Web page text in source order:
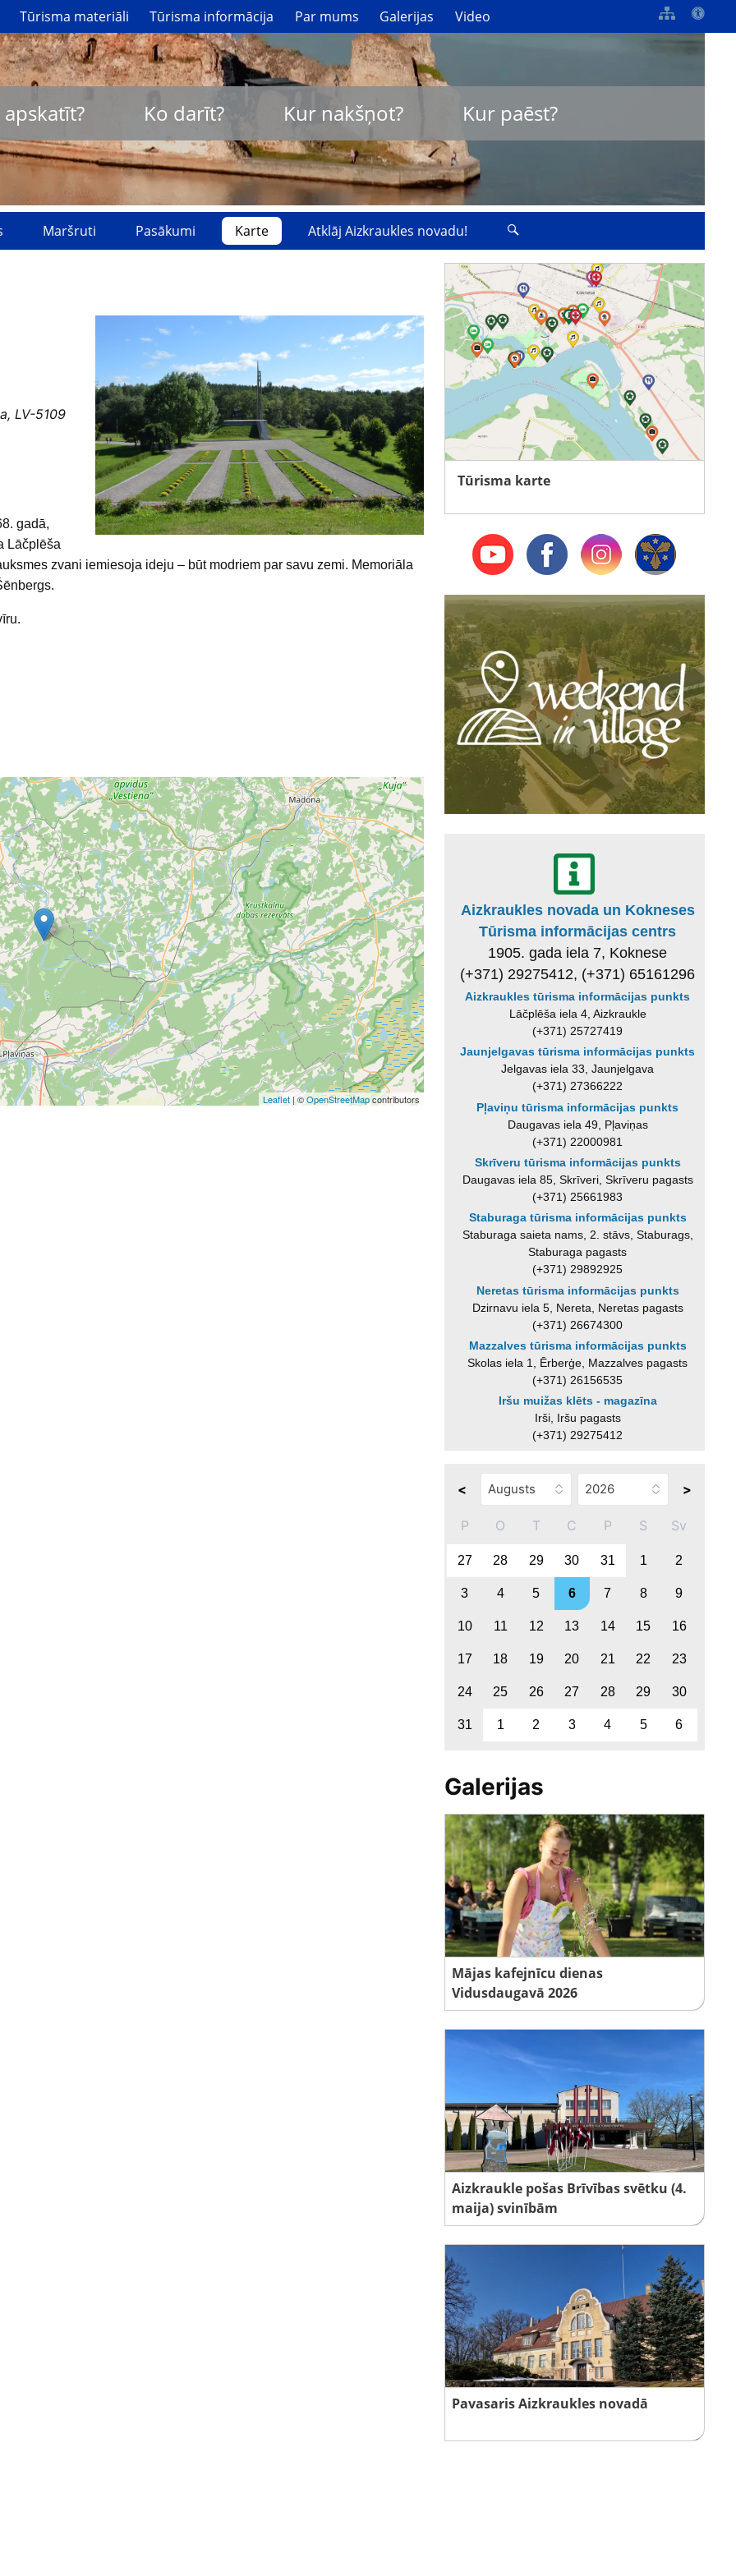
Tūrisma materiāli Tūrisma informācija Par mums Galerijas Video
Ko darīt? Kur nakšņot? Kur paēst?
Maršruti Pasākumi Karte Atklāj Aizkraukles novadu!
LV-5109
gadā,
Lāčplēša
zvani iemiesoja ideju – būt modriem par savu zemi. Memoriāla
Leaflet| ©OpenStreetMapcontributors
Tūrisma karte
Aizkraukles novada un Kokneses
Tūrisma informācijas centrs
1905. gada iela 7, Koknese
(+371) 29275412, (+371) 65161296
Aizkraukles tūrisma informācijas punkts
Lāčplēša iela 4, Aizkraukle
(+371) 25727419
Jaunjelgavas tūrisma informācijas punkts
Jelgavas iela 33, Jaunjelgava
(+371) 27366222
Pļaviņu tūrisma informācijas punkts
Daugavas iela 49, Pļaviņas
(+371) 22000981
Skrīveru tūrisma informācijas punkts
Daugavas iela 85, Skrīveri, Skrīveru pagasts
(+371) 25661983
Staburaga tūrisma informācijas punkts
Staburaga saieta nams, 2. stāvs, Staburags,
Staburaga pagasts
(+371) 29892925
Neretas tūrisma informācijas punkts
Dzirnavu iela 5, Nereta, Neretas pagasts
(+371) 26674300
Mazzalves tūrisma informācijas punkts
Skolas iela 1, Ērberģe, Mazzalves pagasts
(+371) 26156535
Iršu muižas klēts - magazīna
Irši, Iršu pagasts
(+371) 29275412
< >
P O T C P S Sv
27 28 29 30 31 1 2
3 4 5 6 7 8 9
10 11 12 13 14 15 16
17 18 19 20 21 22 23
24 25 26 27 28 29 30
31 1 2 3 4 5 6
Galerijas
Mājas kafejnīcu dienas
Vidusdaugavā 2026
Aizkraukle pošas Brīvības svētku (4.
maija) svinībām
Pavasaris Aizkraukles novadā